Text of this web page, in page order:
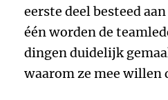
eerste deel besteed
één worden de
dingen duidelijk
waarom ze mee willen